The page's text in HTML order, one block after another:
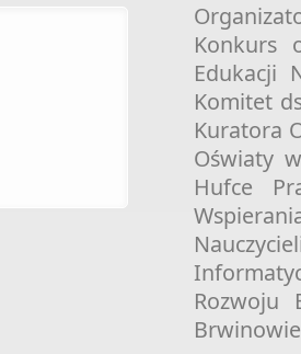
Konkurs
Edukacji
Komitet
Kuratora
Oświaty
Hufce
Rozwoju